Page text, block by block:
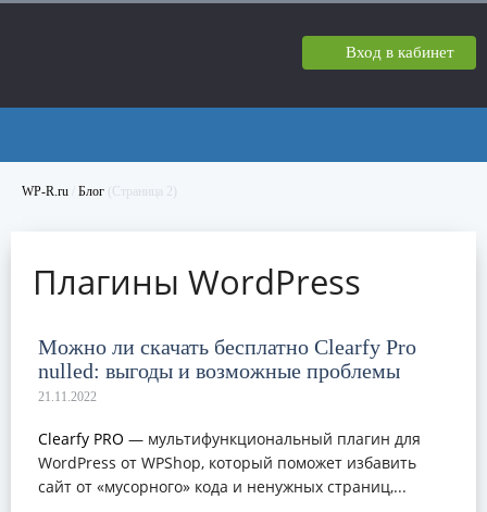
Вход в кабинет
WP-R.ru Блог (Страница 2)
Плагины WordPress
Можно ли скачать бесплатно Clearfy Pro
nulled: выгоды и возможные проблемы
Clearfy PRO — мультифункциональный плагин для
WordPress от WPShop, который поможет избавить
сайт от «мусорного» кода и ненужных страниц,...